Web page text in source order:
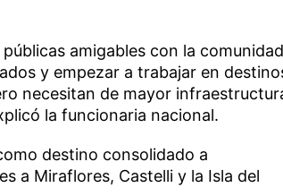
amigables con la comunidad
y empezar a trabajar en
necesitan de mayor
la funcionaria nacional.
destino consolidado a
a Miraflores, Castelli y la Isla del